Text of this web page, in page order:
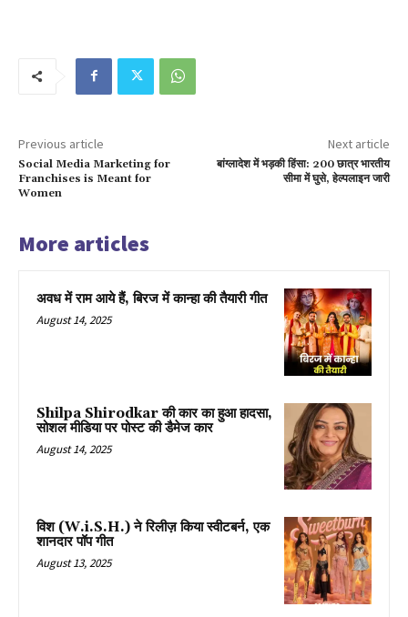
Previous article
Social Media Marketing for
Franchises is Meant for
Women
Next article
बांग्लादेश में भड़की हिंसा: 200 छात्र भारतीय
सीमा में घुसे, हेल्पलाइन जारी
More articles
अवध में राम आये हैं, बिरज में कान्हा की तैयारी गीत
August 14, 2025
Shilpa Shirodkar की कार का हुआ हादसा,
सोशल मीडिया पर पोस्ट की डैमेज कार
August 14, 2025
विश (W.i.S.H.) ने रिलीज़ किया स्वीटबर्न, एक
शानदार पॉप गीत
August 13, 2025